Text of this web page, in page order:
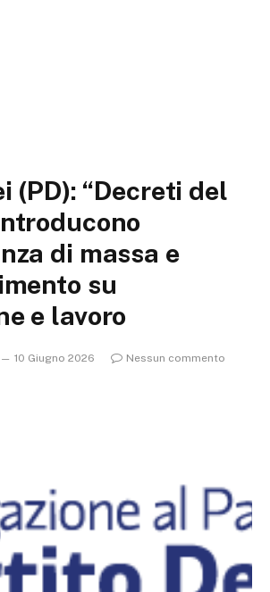
(PD): “Decreti del
di massa e
su
e lavoro
10 Giugno 2026
Nessun commento